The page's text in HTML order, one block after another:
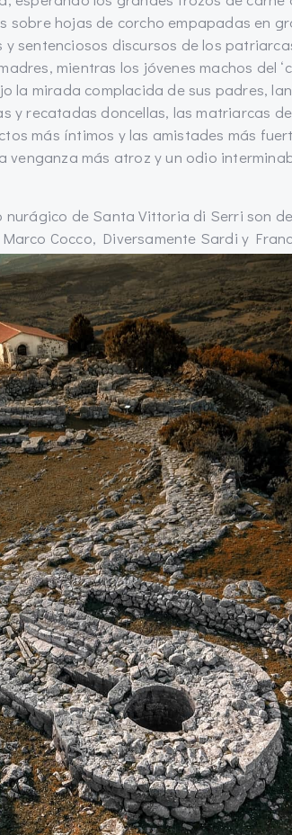
sobre hojas de corcho empapadas en
sentenciosos discursos de los
mientras los jóvenes machos del
la mirada complacida de sus padres,
y recatadas doncellas, las matriarcas
más íntimos y las amistades más
más atroz y un odio
de Santa Vittoria di Serri son
Cocco, Diversamente Sardi y